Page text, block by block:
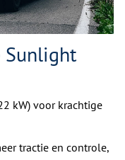
Sunlight
kW) voor krachtige
tractie en controle,